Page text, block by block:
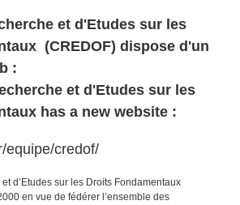
et d'Etudes sur les
(CREDOF) dispose d'un
:
et d'Etudes sur les
has a new website :
equipe/credof/
d’Etudes sur les Droits Fondamentaux
en vue de fédérer l’ensemble des